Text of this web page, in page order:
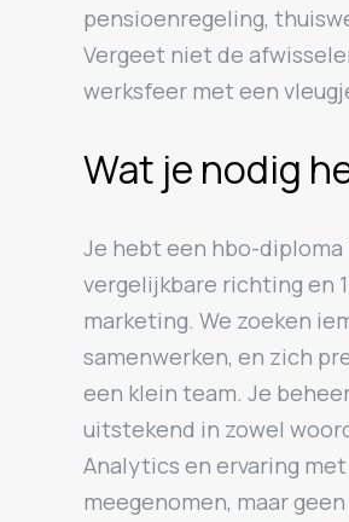
pensioenregeling,
Vergeet niet de
werksfeer met een
Wat je nodig
Je hebt een hbo-
vergelijkbare richting en
marketing. We zoeken
samenwerken, en zich
een klein team. Je
uitstekend in zowel
Analytics en ervaring
meegenomen, maar